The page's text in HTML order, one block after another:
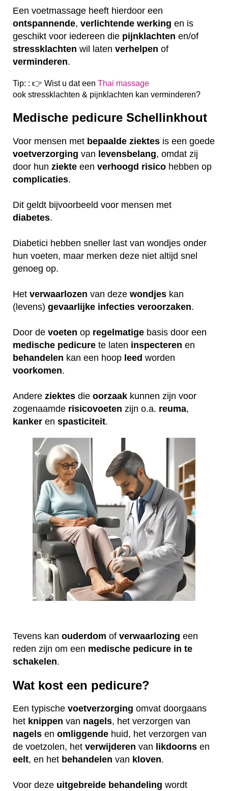
Een voetmassage heeft hierdoor een
ontspannende, verlichtende werking en is
geschikt voor iedereen die pijnklachten en/of
stressklachten wil laten verhelpen of
verminderen.
Tip: : 👉 Wist u dat een Thai massage
ook stressklachten & pijnklachten kan verminderen?
Medische pedicure Schellinkhout
Voor mensen met bepaalde ziektes is een goede
voetverzorging van levensbelang, omdat zij
door hun ziekte een verhoogd risico hebben op
complicaties.
Dit geldt bijvoorbeeld voor mensen met
diabetes.
Diabetici hebben sneller last van wondjes onder
hun voeten, maar merken deze niet altijd snel
genoeg op.
Het verwaarlozen van deze wondjes kan
(levens) gevaarlijke infecties veroorzaken.
Door de voeten op regelmatige basis door een
medische pedicure te laten inspecteren en
behandelen kan een hoop leed worden
voorkomen.
Andere ziektes die oorzaak kunnen zijn voor
zogenaamde risicovoeten zijn o.a. reuma,
kanker en spasticiteit.
Tevens kan ouderdom of verwaarlozing een
reden zijn om een medische pedicure in te
schakelen.
Wat kost een pedicure?
Een typische voetverzorging omvat doorgaans
het knippen van nagels, het verzorgen van
nagels en omliggende huid, het verzorgen van
de voetzolen, het verwijderen van likdoorns en
eelt, en het behandelen van kloven.
Voor deze uitgebreide behandeling wordt